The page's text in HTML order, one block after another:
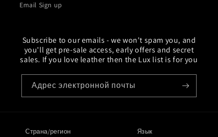
Email Sign up
Subscribe to our emails - we won't spam you, and
you'll get pre-sale access, early offers and secret
sales. If you love leather then the Lux list is for you
Адрес электронной почты
Страна/регион Язык